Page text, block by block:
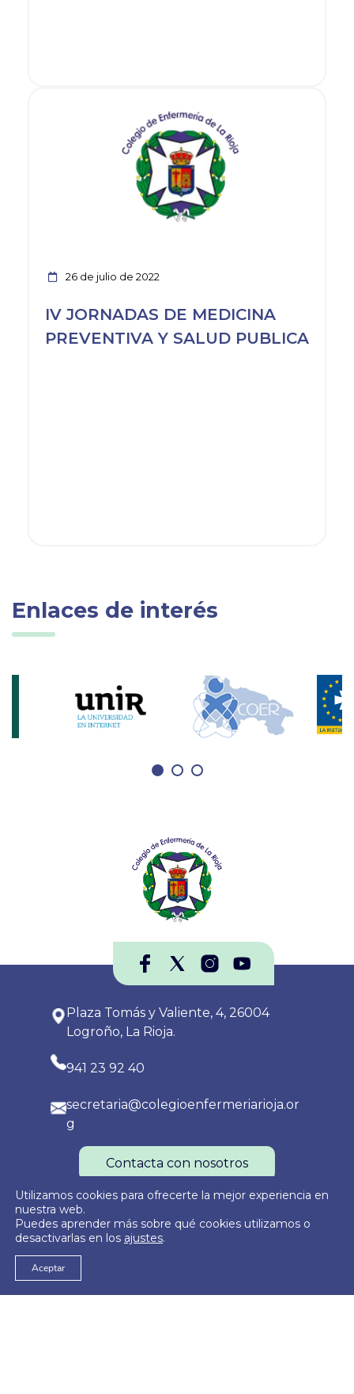
26 de julio de 2022
IV JORNADAS DE MEDICINA
PREVENTIVA Y SALUD PUBLICA
Enlaces de interés
Plaza Tomás y Valiente, 4, 26004
Logroño, La Rioja.
941 23 92 40
secretaria@colegioenfermeriarioja.or
g
Contacta con nosotros
© 2026
Política de Privacidad Política de Cookies
Utilizamos cookies para ofrecerte la mejor experiencia en
nuestra web.
Puedes aprender más sobre qué cookies utilizamos o
desactivarlas en los ajustes.
Aceptar